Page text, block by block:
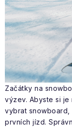
DOPLŇKY
VÝPRODEJ
NAŠE SLUŽBY
NEZAŘAZENÉ
NOVÝ IMPORT
Začátky na
výzev. Abyste si je
vybrat
prvních jízd.